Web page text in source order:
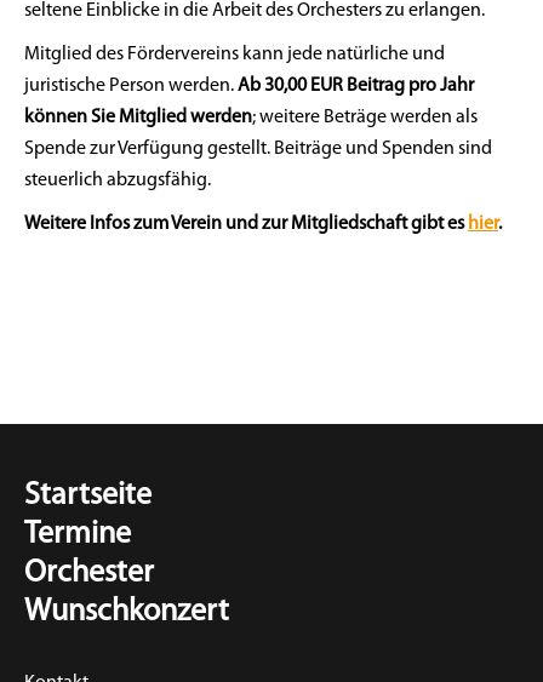
seltene Einblicke in die Arbeit des Orchesters zu erlangen.
Mitglied des Fördervereins kann jede natürliche und
juristische Person werden.Ab 30,00 EUR Beitrag pro Jahr
können Sie Mitglied werden; weitere Beträge werden als
Spende zur Verfügung gestellt. Beiträge und Spenden sind
steuerlich abzugsfähig.
Weitere Infos zum Verein und zur Mitgliedschaft gibt es hier.
Startseite
Termine
Orchester
Wunschkonzert